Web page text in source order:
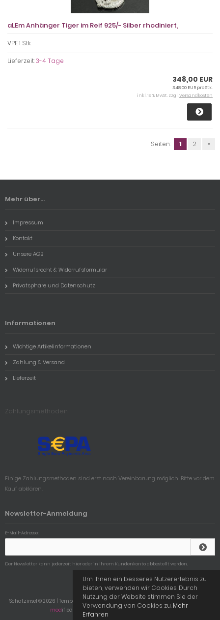
aLEm Anhänger Tiger im Reif 925/- Silber rhodiniert,
VPE 1 Stk.
Lieferzeit:3-4 Tage
348,00 EUR
348,00 EUR pro Stk.
inkl. 19 % MwSt. zzgl.Versandkosten
Seiten: 1 2 »
Mehr über...
Impressum
Kontakt
Unsere AGB
Widerrufsrecht & Widerrufsformular
Privatsphäre und Datenschutz
Informationen
Wichtige Artikelinformationen
Zahlung & Versand
Lieferzeit
Zahlungsmethoden
Einige Zahlungsmethoden sind erst nach Vereinbarung möglich. Bitte vor dem
Kauf abklären.
Newsletter-Anmeldung
E-Mail-Adresse:
Der Newsletter kann jederzeit hier oder in Ihrem Kundenkonto abbestellt werden.
Schatzinsel © 2026 | Template © 2009-2026 by mod ified eCommerce Shopsoftware
modified eCommerce Shopsoftware © 2009-2026
Um Ihnen ein besseres Nutzererlebnis zu
bieten, verwenden wir Cookies. Durch
Nutzung der Website stimmen Sie der
Verwendung von Cookies zu. Mehr
Erfahren